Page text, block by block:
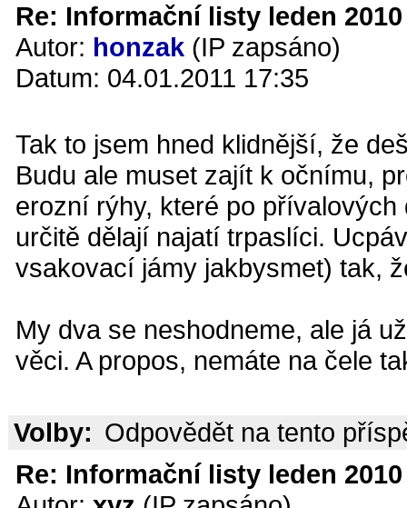
Re: Informační listy leden
Autor: honzak (IP zapsáno)
Datum: 04.01.2011 17:35
Tak to jsem hned klidnější, že
Budu ale muset zajít k očnímu,
erozní rýhy, které po
určitě dělají najatí trpaslíci.
vsakovací jámy jakbysmet) tak,
My dva se neshodneme, ale já
věci. A propos, nemáte na čele
Volby: Odpovědět na tento
Re: Informační listy leden